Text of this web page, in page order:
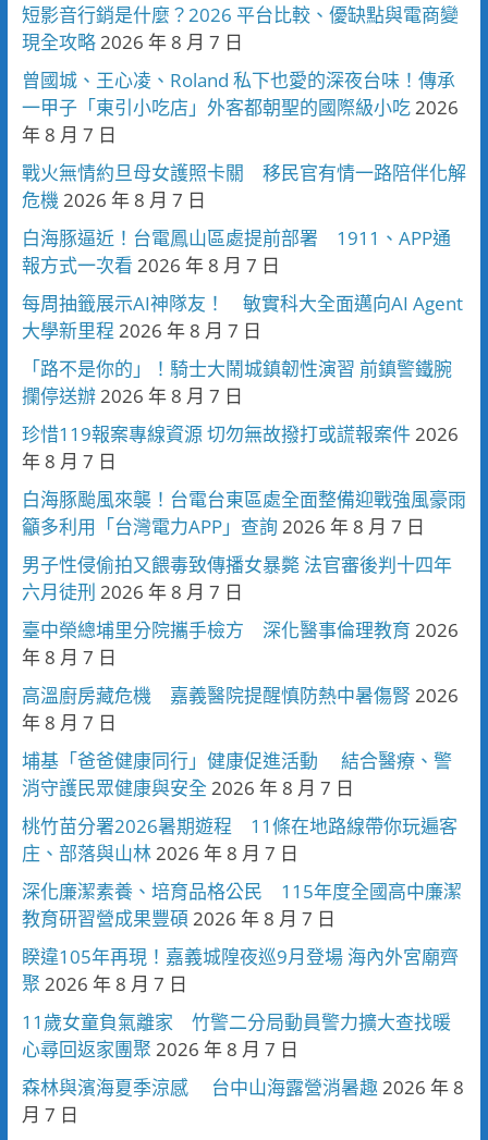
短影音行銷是什麼？2026 平台比較、優缺點與電商變
現全攻略 2026 年 8 月 7 日
曾國城、王心凌、Roland 私下也愛的深夜台味！傳承
一甲子「東引小吃店」外客都朝聖的國際級小吃 2026
年 8 月 7 日
戰火無情約旦母女護照卡關 移民官有情一路陪伴化解
危機 2026 年 8 月 7 日
白海豚逼近！台電鳳山區處提前部署 1911、APP通
報方式一次看 2026 年 8 月 7 日
每周抽籤展示AI神隊友！ 敏實科大全面邁向AI Agent
大學新里程 2026 年 8 月 7 日
「路不是你的」！騎士大鬧城鎮韌性演習 前鎮警鐵腕
攔停送辦 2026 年 8 月 7 日
珍惜119報案專線資源 切勿無故撥打或謊報案件 2026
年 8 月 7 日
白海豚颱風來襲！台電台東區處全面整備迎戰強風豪雨
籲多利用「台灣電力APP」查詢 2026 年 8 月 7 日
男子性侵偷拍又餵毒致傳播女暴斃 法官審後判十四年
六月徒刑 2026 年 8 月 7 日
臺中榮總埔里分院攜手檢方 深化醫事倫理教育 2026
年 8 月 7 日
高溫廚房藏危機 嘉義醫院提醒慎防熱中暑傷腎 2026
年 8 月 7 日
埔基「爸爸健康同行」健康促進活動 結合醫療、警
消守護民眾健康與安全 2026 年 8 月 7 日
桃竹苗分署2026暑期遊程 11條在地路線帶你玩遍客
庄、部落與山林 2026 年 8 月 7 日
深化廉潔素養、培育品格公民 115年度全國高中廉潔
教育研習營成果豐碩 2026 年 8 月 7 日
睽違105年再現！嘉義城隍夜巡9月登場 海內外宮廟齊
聚 2026 年 8 月 7 日
11歲女童負氣離家 竹警二分局動員警力擴大查找暖
心尋回返家團聚 2026 年 8 月 7 日
森林與濱海夏季涼感 台中山海露營消暑趣 2026 年 8
月 7 日